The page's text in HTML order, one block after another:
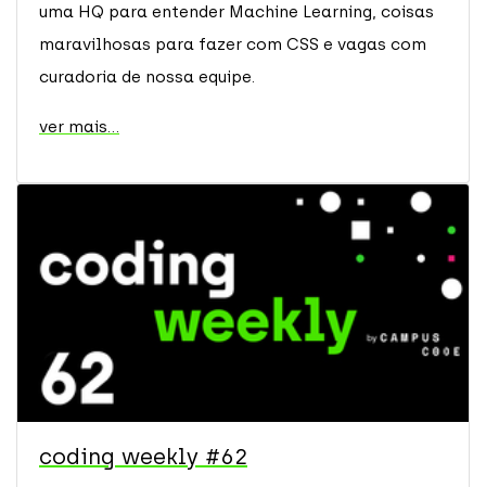
uma HQ para entender Machine Learning, coisas
maravilhosas para fazer com CSS e vagas com
curadoria de nossa equipe.
ver mais...
coding weekly #62